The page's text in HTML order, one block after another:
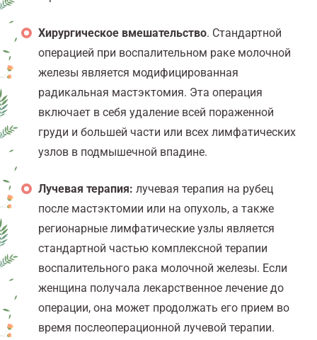
Хирургическое вмешательство. Стандартной
операцией при воспалительном раке молочной
железы является модифицированная
радикальная мастэктомия. Эта операция
включает в себя удаление всей пораженной
груди и большей части или всех лимфатических
узлов в подмышечной впадине.
Лучевая терапия: лучевая терапия на рубец
после мастэктомии или на опухоль, а также
регионарные лимфатические узлы является
стандартной частью комплексной терапии
воспалительного рака молочной железы. Если
женщина получала лекарственное лечение до
операции, она может продолжать его прием во
время послеоперационной лучевой терапии.